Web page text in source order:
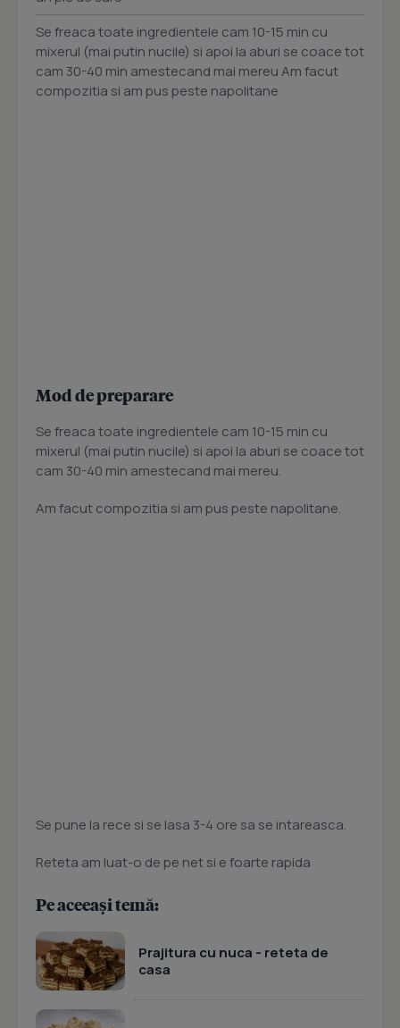
Se freaca toate ingredientele cam 10-15 min cu
mixerul (mai putin nucile) si apoi la aburi se coace tot
cam 30-40 min amestecand mai mereu Am facut
compozitia si am pus peste napolitane
Mod de preparare
Se freaca toate ingredientele cam 10-15 min cu
mixerul (mai putin nucile) si apoi la aburi se coace tot
cam 30-40 min amestecand mai mereu.
Am facut compozitia si am pus peste napolitane.
Se pune la rece si se lasa 3-4 ore sa se intareasca.
Reteta am luat-o de pe net si e foarte rapida
Pe aceeași temă:
Prajitura cu nuca - reteta de
casa